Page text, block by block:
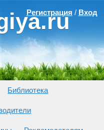
Регистрация / Вход
Библиотека